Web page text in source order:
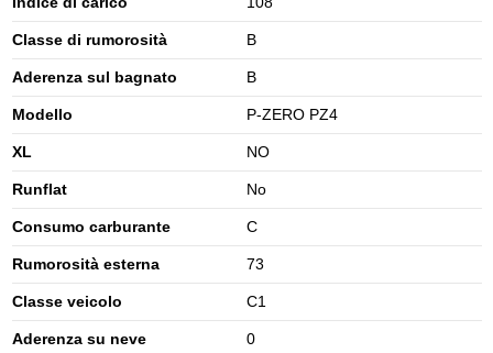
Classe di rumorosità B
Aderenza sul bagnato B
Modello P-ZERO PZ4
XL NO
Runflat No
Consumo carburante C
Rumorosità esterna 73
Classe veicolo C1
Aderenza su neve 0